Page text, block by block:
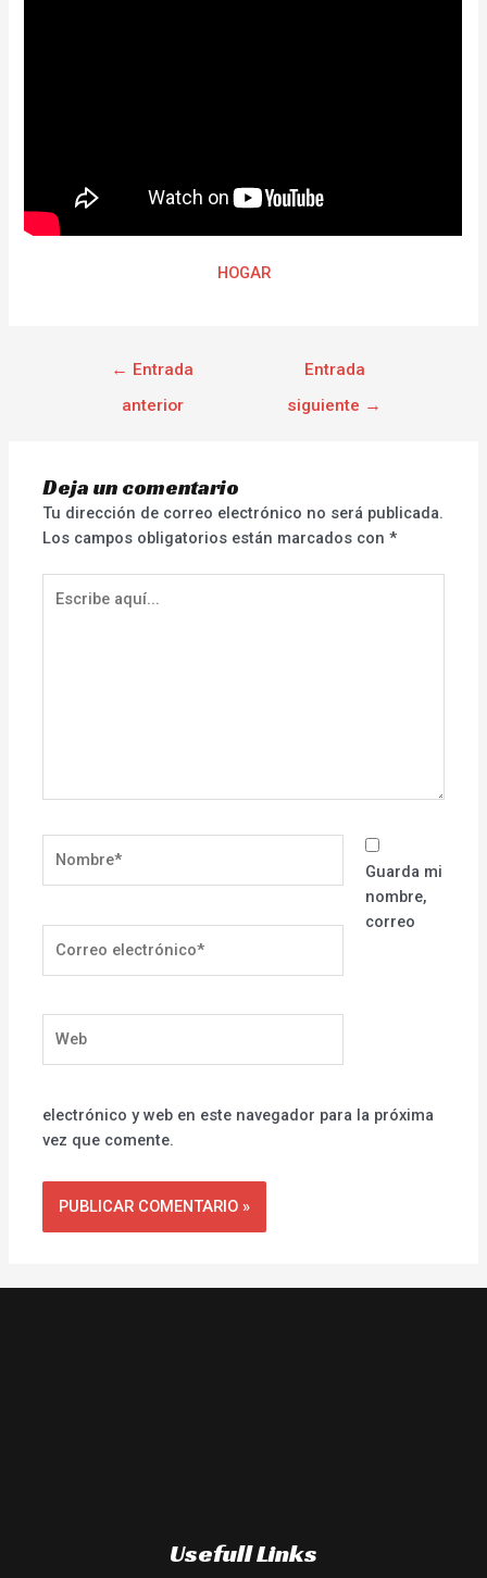
HOGAR
← Entrada
anterior
Entrada
siguiente →
Deja un comentario
Tu dirección de correo electrónico no será publicada.
Los campos obligatorios están marcados con*
aquí...
electrónico*
Guarda mi
nombre,
correo
electrónico y web en este navegador para la próxima
vez que comente.
Usefull Links